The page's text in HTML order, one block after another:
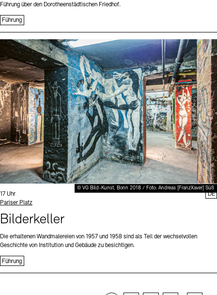
Führung über den Dorotheenstädtischen Friedhof.
Führung
© VG Bild-Kunst, Bonn 2018 / Foto: Andreas [FranzXaver] Süß
Uhrzeit:
17 Uhr
Standort
Pariser Platz
Bilderkeller
Die erhaltenen Wandmalereien von 1957 und 1958 sind als Teil der wechselvollen
Geschichte von Institution und Gebäude zu besichtigen.
Führung
DE